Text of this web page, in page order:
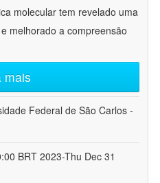
molecular tem revelado uma
melhorado a compreensão
mais
Federal de São Carlos -
BRT 2023-Thu Dec 31